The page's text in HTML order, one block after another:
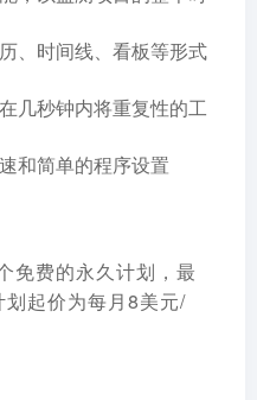
、时间线、看板等形式
几秒钟内将重复性的工
和简单的程序设置
免费的永久计划，最
起价为每月8美元/